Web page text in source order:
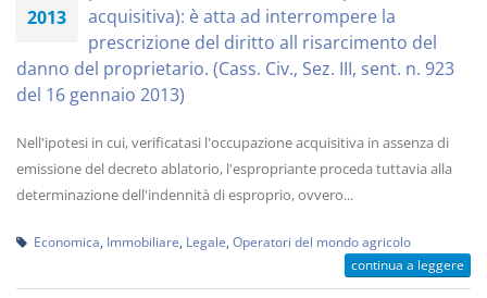
2013
acquisitiva): è atta ad interrompere la
prescrizione del diritto all risarcimento del
danno del proprietario. (Cass. Civ., Sez. III, sent. n. 923
del 16 gennaio 2013)
Nell'ipotesi in cui, verificatasi l'occupazione acquisitiva in assenza di
emissione del decreto ablatorio, l'espropriante proceda tuttavia alla
determinazione dell'indennità di esproprio, ovvero...
Economica Immobiliare Legale Operatori del mondo agricolo
continua a leggere